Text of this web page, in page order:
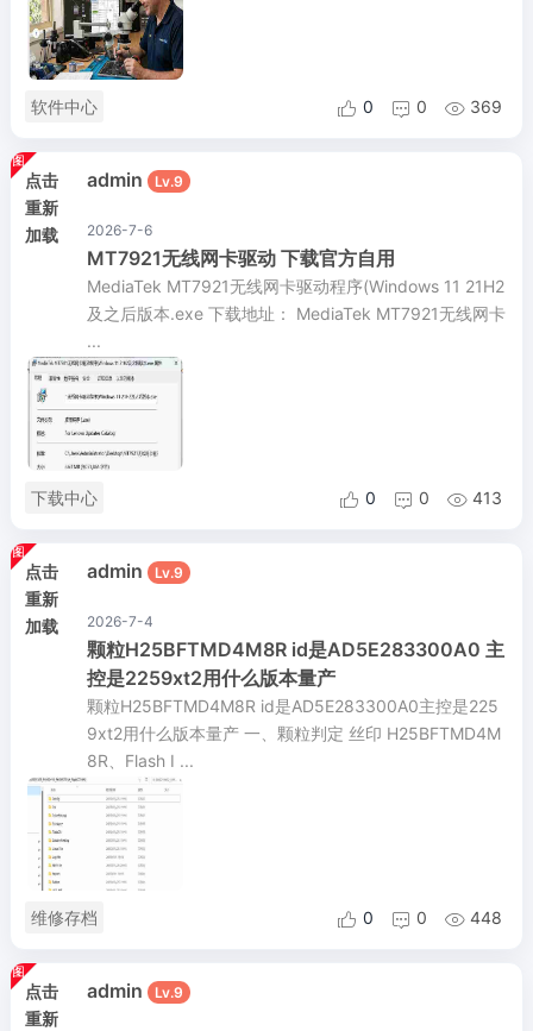
软件中心  0  0  369
点击
重新
加载
admin Lv.9
2026-7-6
MT7921无线网卡驱动 下载官方自用
MediaTek MT7921无线网卡驱动程序(Windows 11 21H2
及之后版本.exe 下载地址： MediaTek MT7921无线网卡
...
下载中心  0  0  413
点击
重新
加载
admin Lv.9
2026-7-4
颗粒H25BFTMD4M8R id是AD5E283300A0 主
控是2259xt2用什么版本量产
颗粒H25BFTMD4M8R id是AD5E283300A0主控是225
9xt2用什么版本量产 一、颗粒判定 丝印 H25BFTMD4M
8R、Flash I ...
维修存档  0  0  448
点击
重新
admin Lv.9